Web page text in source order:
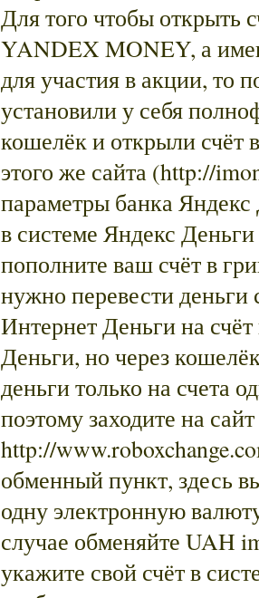
Для того чтобы открыть
YANDEX MONEY, а
для участия в акции, то
установили у себя
кошелёк и открыли счёт
этого же сайта (http://
параметры банка Яндекс
в системе Яндекс
пополните ваш счёт в
нужно перевести деньги
Интернет Деньги на
Деньги, но через
деньги только на счета
поэтому заходите на сайт
http://
обменный пункт, здесь
одну электронную
случае обменяйте UAH
укажите свой счёт в